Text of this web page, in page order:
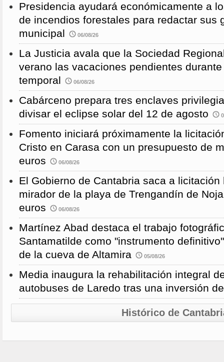
Presidencia ayudará económicamente a
de incendios forestales para redactar sus
municipal
06/08/26
La Justicia avala que la Sociedad
verano las vacaciones pendientes
temporal
06/08/26
Cabárceno prepara tres enclaves
divisar el eclipse solar del 12 de agosto
Fomento iniciará próximamente la
Cristo en Carasa con un presupuesto de
euros
06/08/26
El Gobierno de Cantabria saca a
mirador de la playa de Trengandín de
euros
06/08/26
Martínez Abad destaca el trabajo
Santamatilde como "instrumento
de la cueva de Altamira
05/08/26
Media inaugura la rehabilitación integral
autobuses de Laredo tras una inversión
Histórico de